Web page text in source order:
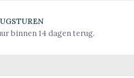
binnen 14 dagen terug.